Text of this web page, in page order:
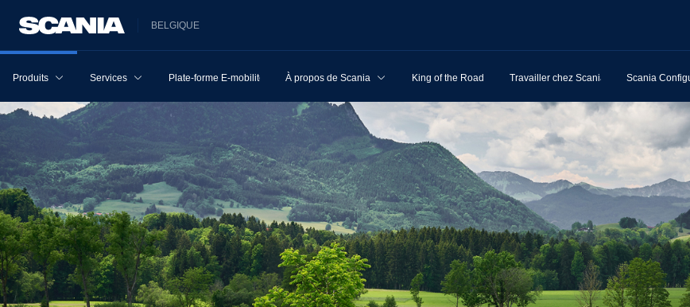
BELGIQUE
Produits Services Plate-forme E-mobilité À propos de Scania King of the Road Travailler chez Scania Scania